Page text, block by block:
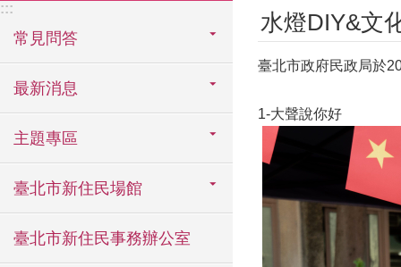
:::
常見問答
最新消息
主題專區
臺北市新住民場館
臺北市新住民事務辦公室
水燈DIY&文
臺北市政府民政局於
1-大聲說你好